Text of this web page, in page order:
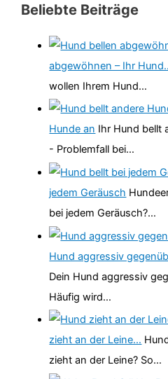
Beliebte Beiträge
abgewöhnen – Ihr
wollen Ihrem Hund…
Hunde an Ihr Hund bellt
- Problemfall bei…
jedem Geräusch
bei jedem Geräusch?…
Hund aggressiv
Dein Hund aggressiv
Häufig wird…
zieht an der Leine…
zieht an der Leine? So…